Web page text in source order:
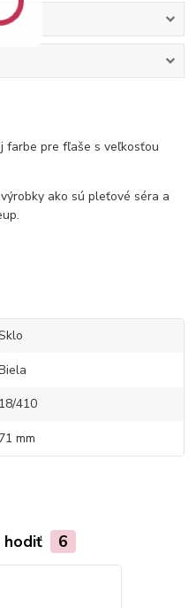
farbe pre fľaše s veľkosťou
ako sú pleťové séra a
18/410
71 mm
hodiť 6